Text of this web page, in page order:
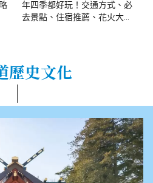
年四季都好玩！交通方式、必
去景點、住宿推薦、花火大會
歷史文化